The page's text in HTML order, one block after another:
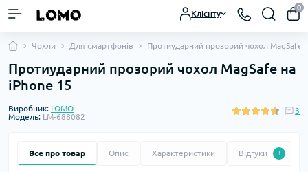
Клієнту
0
Чохли Для смартфонів Протиударний прозорий чохол MagSafe
Протиударний прозорий чохол MagSafe на
iPhone 15
Виробник: LOMO
Модель: LM-688082
3
Все про товар Опис Характеристики Відгуки 3